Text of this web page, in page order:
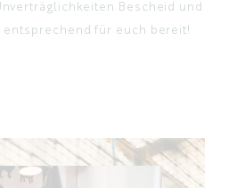
Bescheid und
für euch bereit!